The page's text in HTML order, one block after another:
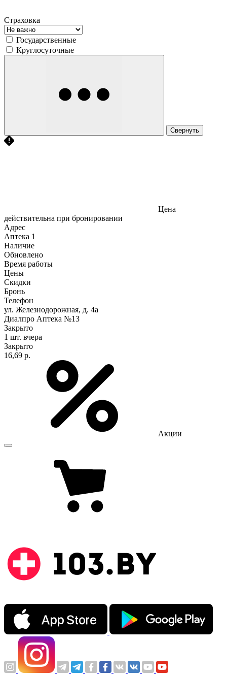
Страховка
Государственные
Круглосуточные
Свернуть
Цена
действительна при бронировании
Адрес
Аптека 1
Наличие
Обновлено
Время работы
Цены
Скидки
Бронь
Телефон
ул. Железнодорожная, д. 4а
Диалпро Аптека №13
Закрыто
1 шт. вчера
Закрыто
16,69 р.
Акции